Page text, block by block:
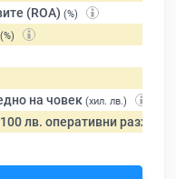
(ROA) (%)
(%)
на човек (хил. лв.)
лв. оперативни разходи